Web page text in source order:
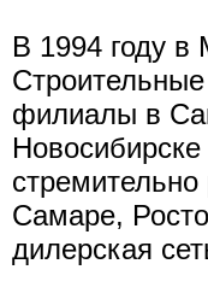
В 1994 году
филиалы в
Самаре,
дилерская